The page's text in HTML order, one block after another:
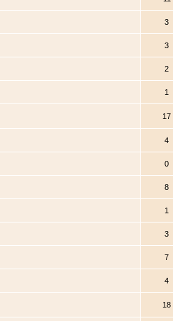
3
3
2
1
17
4
0
8
1
3
7
4
18